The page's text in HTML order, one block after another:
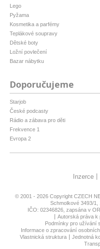
Lego
Pyžama
Kosmetika a parfémy
Teplákové soupravy
Dětské boty
Ložní povlečení
Bazar nábytku
Doporučujeme
Starjob
České podcasty
Rádio a zábava pro děti
Frekvence 1
Evropa 2
Inzerce
© 2001 - 2026 Copyright CZECH
Schmolkové 3493/1,
IČO: 02346826, zapsána v
Autorská práva k
Podmínky pro užívání
Informace o zpracování
Vlastnická struktura
Jednotná